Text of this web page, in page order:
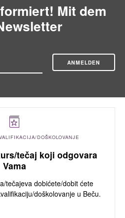
Mit dem
ANMELDEN
DOŠKOLOVANJE
tečaj koji odgovara
Vama
tečajeva dobićete/dobit ćete
doškolovanje u Beču.